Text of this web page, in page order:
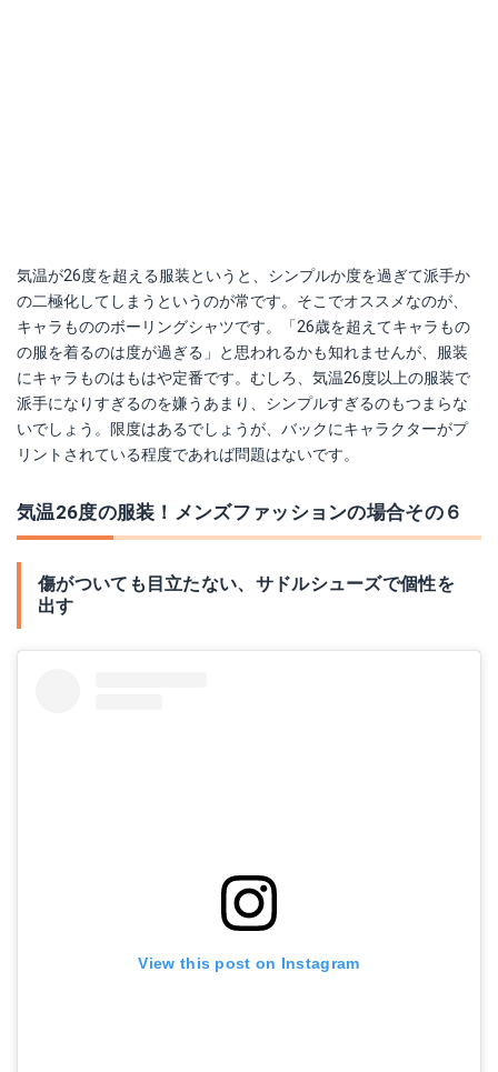
気温が26度を超える服装というと、シンプルか度を過ぎて派手か
の二極化してしまうというのが常です。そこでオススメなのが、
キャラもののボーリングシャツです。「26歳を超えてキャラもの
の服を着るのは度が過ぎる」と思われるかも知れませんが、服装
にキャラものはもはや定番です。むしろ、気温26度以上の服装で
派手になりすぎるのを嫌うあまり、シンプルすぎるのもつまらな
いでしょう。限度はあるでしょうが、バックにキャラクターがプ
リントされている程度であれば問題はないです。
気温26度の服装！メンズファッションの場合その６
傷がついても目立たない、サドルシューズで個性を
出す
View this post on Instagram